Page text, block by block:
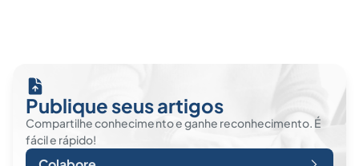
Publique seus artigos
Compartilhe conhecimento e ganhe reconhecimento. É
fácil e rápido!